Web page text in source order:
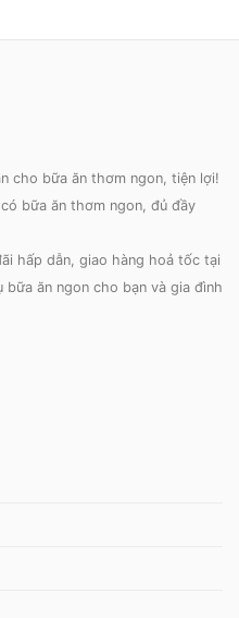
cho bữa ăn thơm ngon, tiện lợi!
bữa ăn thơm ngon, đủ đầy
hấp dẫn, giao hàng hoả tốc tại
bữa ăn ngon cho bạn và gia đình